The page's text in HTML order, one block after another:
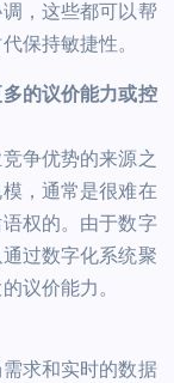
，这些都可以帮
保持敏捷性。
的议价能力或控
争优势的来源之
，通常是很难在
权的。由于数字
过数字化系统聚
议价能力。
求和实时的数据